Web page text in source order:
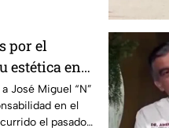
por el
estética en
José Miguel “N”
en el
el pasado